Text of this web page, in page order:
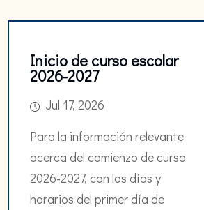
Inicio de curso escolar
2026-2027
Jul 17, 2026
Para la información relevante
acerca del comienzo de curso
2026-2027, con los días y
horarios del primer día de